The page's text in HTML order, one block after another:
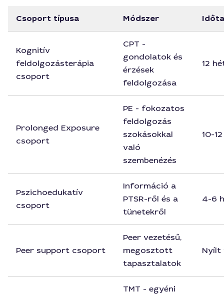
Csoport típusa Módszer
Kognitív
feldolgozásterápia
csoport
CPT -
gondolatok és
érzések
feldolgozása
12
Prolonged Exposure
csoport
PE - fokozatos
feldolgozás
szokásokkal
való
szembenézés
10-
Pszichoedukatív
csoport
Információ a
PTSR-ről és a
tünetekről
4-6
Peer support csoport
Peer vezetésű,
megosztott
tapasztalatok
Nyílt
TMT - egyéni